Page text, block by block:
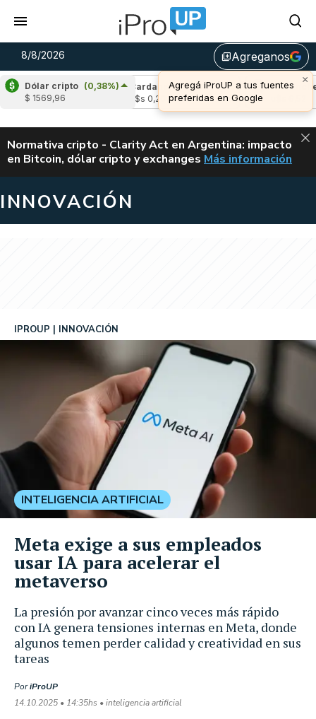
8/8/2026 library_addAgreganos
×
Agregá iProUP a tus fuentes
preferidas en Google
Dólar cripto (0,38%)
$ 1569,96
(1,84%)
Cardano
(-0,30%)
u$s 0,20
Avalanche
u$s 6,52
ALERTA
Normativa cripto - Clarity Act en Argentina: impacto
en Bitcoin, dólar cripto y exchanges CLARITY ACT EN
Más información
INNOVACIÓN
La presión por avanzar cinco veces más rápido
con IA genera tensiones internas en Meta, donde
algunos temen perder calidad y creatividad en sus
tareas
IPROUP INNOVACIÓN
PoriProUP
14.10.2025 • 14:35hs • inteligencia artificial
INTELIGENCIA ARTIFICIAL
Meta exige a sus empleados
usar IA para acelerar el
metaverso